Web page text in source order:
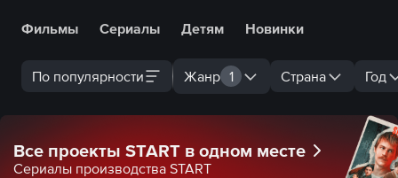
Фильмы Сериалы Детям Новинки
По популярности Жанр 1 Страна Год
Все проекты START в одном месте
Сериалы производства START